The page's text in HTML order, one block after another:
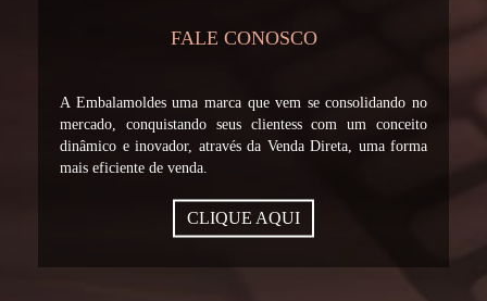
FALE CONOSCO
A Embalamoldes uma marca que vem se consolidando no
mercado, conquistando seus clientess com um conceito
dinâmico e inovador, através da Venda Direta, uma forma
mais eficiente de venda.
CLIQUE AQUI